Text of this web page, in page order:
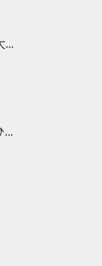
大工さんが建てる、大工さんの家🏠
“もしも”に備える、ひと工夫！！